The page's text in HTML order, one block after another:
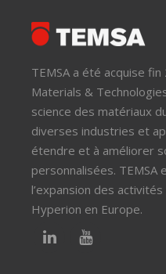
TEMSA a été acquise
Materials &
science des matériaux
diverses industries et
étendre et à améliorer
personnalisées. TEMSA
l’expansion des
Hyperion en Europe.